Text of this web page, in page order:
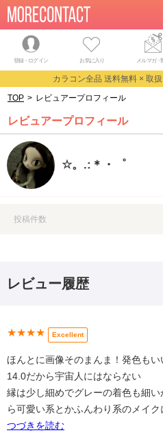
登録・ログイン お気に入り メルマガ・
カラコン全品 送料無料 × 取
TOP > レビュアープロフィール
レビュアープロフィール
☆。.:＊・゜
投稿件数
レビュー履歴
★★★★ Excellent
ほんとに画像そのまんま！発色もい
14.0だから宇宙人にはならない
縁は少し細めでグレーの着色も細
ら可愛い系とかふんわり系のメイ
つづきを読む